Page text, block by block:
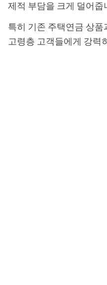
제적 부담을 크게 덜어줍
특히 기존 주택연금 상
고령층 고객들에게 강력